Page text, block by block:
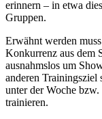
erinnern – in etwa
Gruppen.
Erwähnt werden
Konkurrenz aus dem
ausnahmslos um
anderen Trainingsziel
unter der Woche
trainieren.